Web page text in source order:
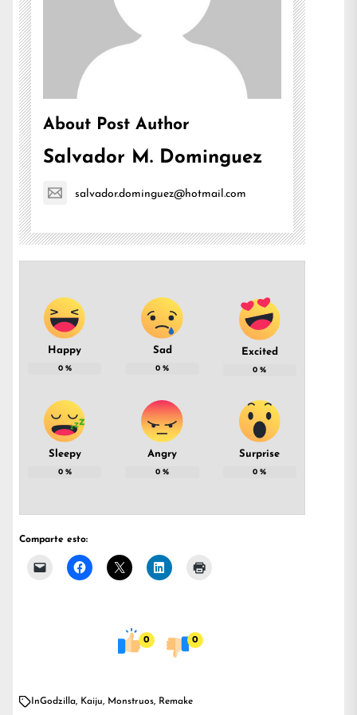
About Post Author
Salvador M. Dominguez
salvador.dominguez@hotmail.com
Happy
0%
Sad
0 %
Excited
0 %
Sleepy
0%
Angry
0 %
Surprise
0 %
Comparte esto:
0 0
InGodzilla, Kaiju, Monstruos, Remake